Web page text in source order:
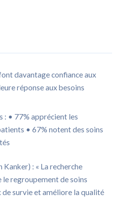
davantage confiance aux
réponse aux besoins
: • 77% apprécient les
• 67% notent des soins
: « La recherche
regroupement de soins
survie et améliore la qualité